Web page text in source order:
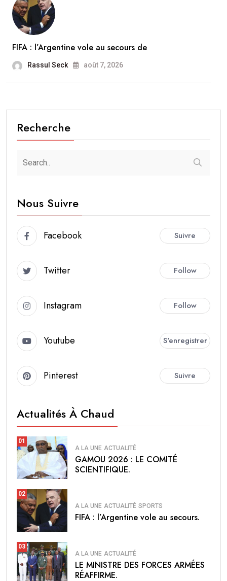
FIFA : l’Argentine vole au secours de
Rassul Seck août 7, 2026
Recherche
Nous Suivre
Facebook Suivre
Twitter Follow
Instagram Follow
Youtube S'enregistrer
Pinterest Suivre
Actualités À Chaud
01
A LA UNE ACTUALITÉ
GAMOU 2026 : LE COMITÉ
SCIENTIFIQUE.
02
A LA UNE ACTUALITÉ SPORTS
FIFA : l’Argentine vole au secours.
03
A LA UNE ACTUALITÉ
LE MINISTRE DES FORCES ARMÉES
RÉAFFIRME.